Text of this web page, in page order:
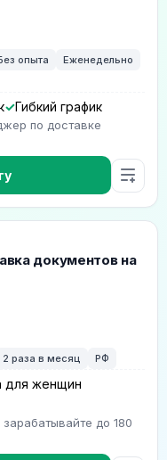
опыта
Еженедельно
Гибкий график
по доставке
документов на
2 раза в месяц РФ
для женщин
до 180